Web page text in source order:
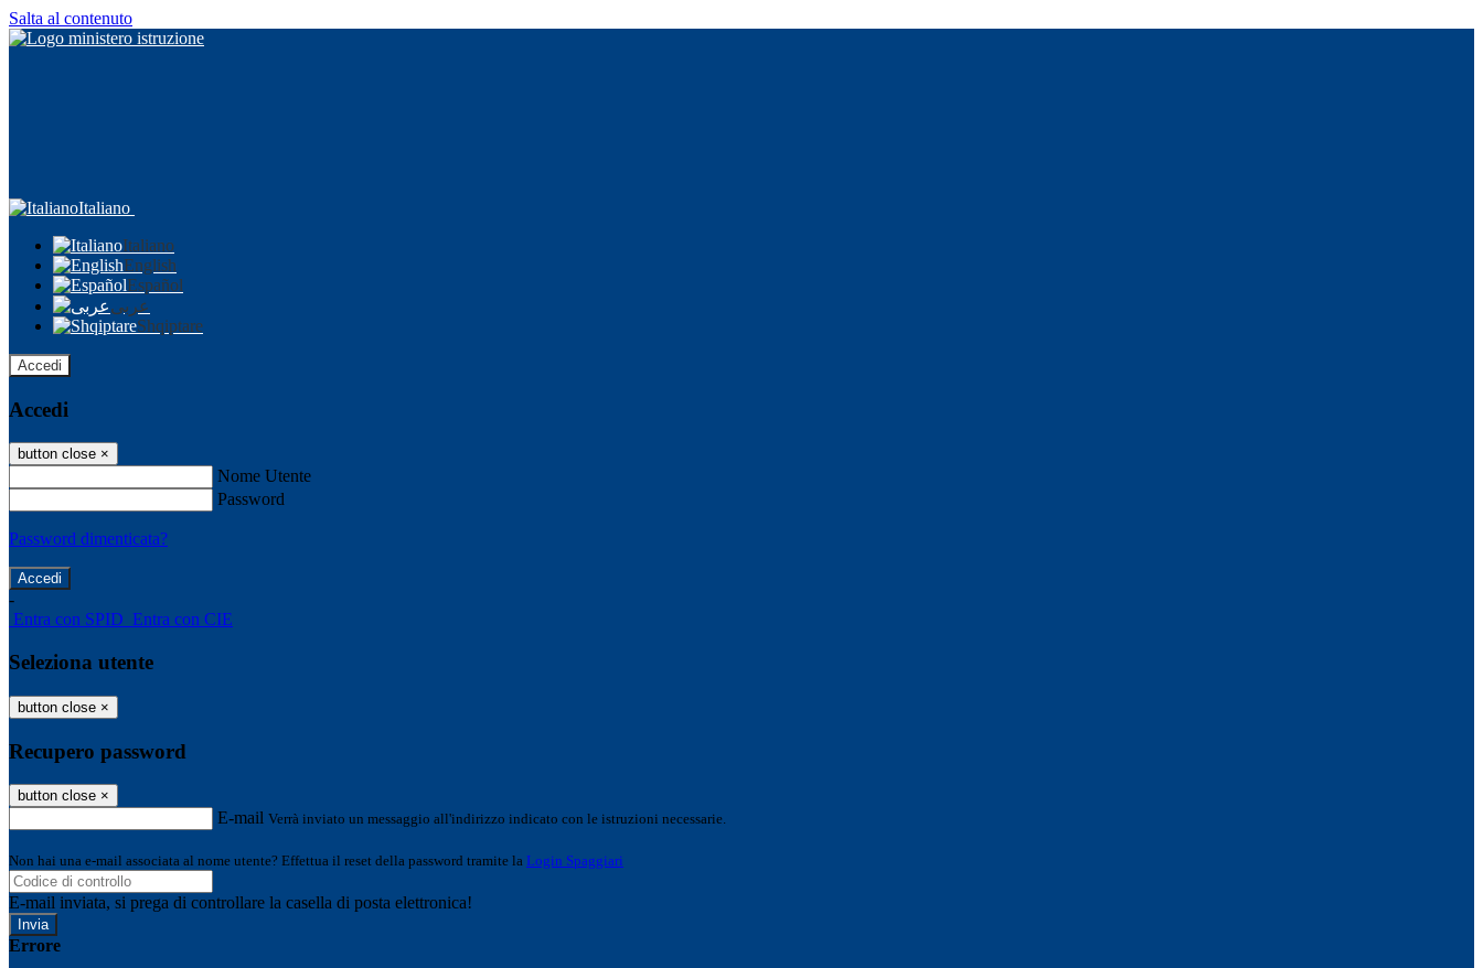
Salta al contenuto
Italiano
Italiano
English
Español
عربى
Shqiptare
Accedi
Accedi
button close ×
Nome Utente
Password
Password dimenticata?
-
Entra con SPID Entra con CIE
Seleziona utente
button close ×
Recupero password
button close ×
E-mail Verrà inviato un messaggio all'indirizzo indicato con le istruzioni necessarie.
Non hai una e-mail associata al nome utente? Effettua il reset della password tramite la Login Spaggiari
E-mail inviata, si prega di controllare la casella di posta elettronica!
Errore